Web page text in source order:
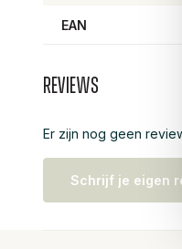
EAN
Reviews
Er zijn nog geen
Schrijf je eigen